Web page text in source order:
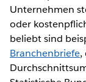
Unternehmen
oder
beliebt sind
Branchenbriefe,